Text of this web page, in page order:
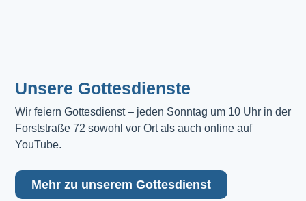
Unsere Gottesdienste
Wir feiern Gottesdienst – jeden Sonntag um 10 Uhr in der
Forststraße 72 sowohl vor Ort als auch online auf
YouTube.
Mehr zu unserem Gottesdienst